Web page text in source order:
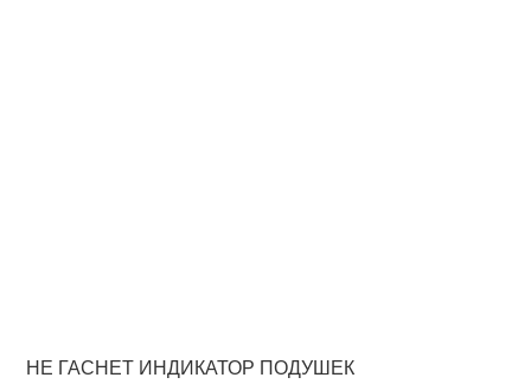
НЕ ГАСНЕТ ИНДИКАТОР ПОДУШЕК